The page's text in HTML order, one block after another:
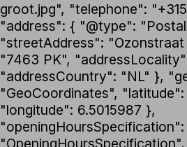
groot.jpg", "telephone":
"address": { "@type":
"streetAddress":
"7463 PK",
"addressCountry": "NL" },
"GeoCoordinates", "latitude":
"longitude": 6.5015987 },